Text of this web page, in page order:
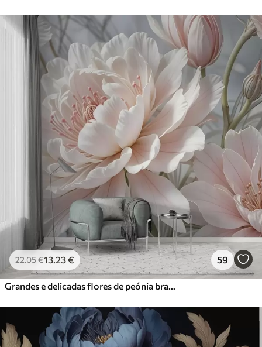
22.05€13 .23€ 59